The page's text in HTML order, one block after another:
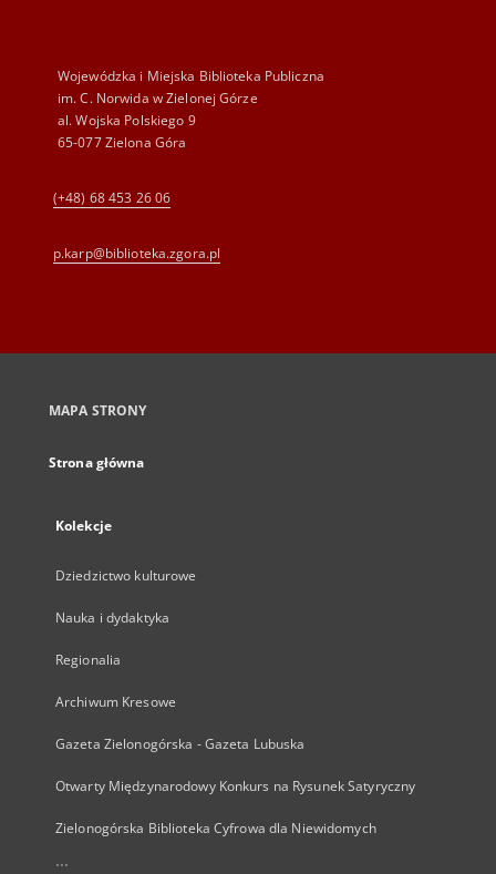
Wojewódzka i Miejska Biblioteka Publiczna
im. C. Norwida w Zielonej Górze
al. Wojska Polskiego 9
65-077 Zielona Góra
(+48) 68 453 26 06
p.karp@biblioteka.zgora.pl
MAPA STRONY
Strona główna
Kolekcje
Dziedzictwo kulturowe
Nauka i dydaktyka
Regionalia
Archiwum Kresowe
Gazeta Zielonogórska - Gazeta Lubuska
Otwarty Międzynarodowy Konkurs na Rysunek Satyryczny
Zielonogórska Biblioteka Cyfrowa dla Niewidomych
...